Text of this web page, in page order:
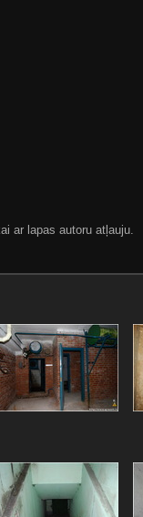
ar lapas autoru atļauju.